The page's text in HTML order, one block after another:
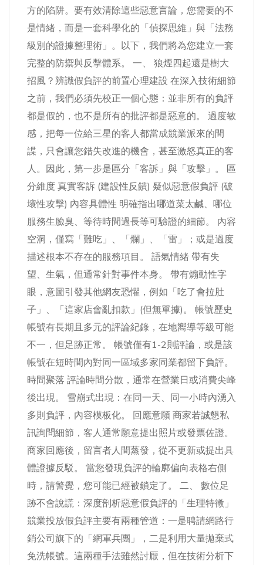
方的陷阱。要有效清除這些惡意言論，您需要的不
是情緒，而是一套科學化的「偵探思維」與「法務
級別的證據整理術」。以下，我們將為您建立一套
完整的防禦與反擊體系。 一、 狼煙四起還是樹大
招風？辨識假負評的前置心理建設 在深入技術細節
之前，我們必須先校正一個心態：並非所有的負評
都是假的，也不是所有的批評都是惡意的。 過度敏
感，把每一位給三星的客人都當成競業派來的間
諜，只會讓您錯失改進的機會，甚至激怒真正的客
人。因此，第一步是區分「客訴」與「攻擊」。 區
分維度 真實客訴 (建設性反饋) 疑似惡意假負評 (破
壞性攻擊) 內容具體性 明確指出哪道菜太鹹、哪位
服務生臉臭、等待時間過長等可驗證的細節。 內容
空洞，僅寫「難吃」、「爛」、「雷」；或是過度
描述根本不存在的服務項目。 語氣情緒 帶有失
望、生氣，但通常針對事件本身。 帶有煽動性字
眼，意圖引發其他網友恐懼，例如「吃了會拉肚
子」、「這家店會亂扣款」(但無單據)。 帳號歷史
帳號有長期且多元的評論紀錄，在地嚮導等級可能
不一，但足跡正常。 帳號僅有1-2則評論，或是該
帳號在短時間內對同一區域多家同業都留下負評。
時間聚落 評論時間分散，通常在營業日或消費尖峰
後出現。 雪崩式出現：在同一天、同一小時內湧入
多則負評，內容模板化。 回應意願 商家若誠懇私
訊詢問細節，客人通常願意提出照片或發票佐證。
商家回應後，留言者人間蒸發，從不更新或提出具
體證據反駁。 當您發現負評的輪廓偏向表格右側
時，請警覺，您可能已經被鎖定了。 二、 數位足
跡不會說謊：深度剖析惡意假負評的「生理特徵」
競業投放假負評主要有兩種管道：一是聘請網路行
銷公司旗下的「網軍兵團」，二是利用大量拋棄式
免洗帳號。這兩種手法雖然討厭，但在技術分析下